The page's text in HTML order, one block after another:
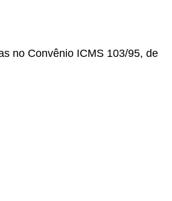
no Convênio ICMS 103/95, de